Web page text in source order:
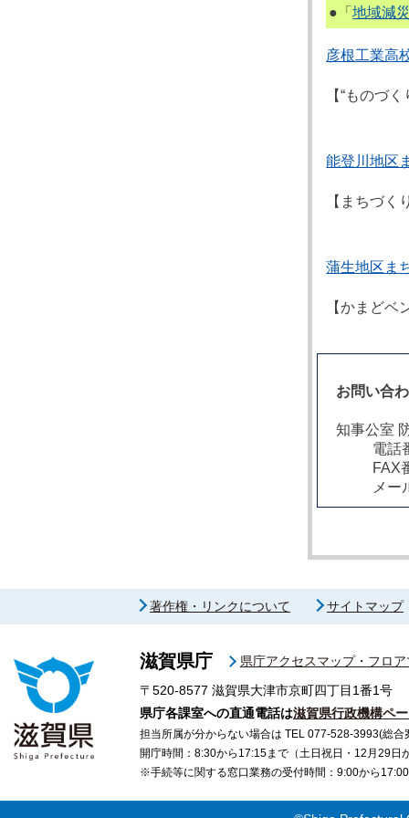
●「地域減
彦根工業高
【“ものづ
能登川地区
【まちづ
蒲生地区ま
【かまど
お問い合
知事公室
電話
FAX
メー
著作権・リンクについて サイトマップ
滋賀県庁
県庁アクセスマップ・フロ
〒520-8577 滋賀県大津市京町四丁目1番1号
県庁各課室への直通電話は滋賀県行政機構ペ
担当所属が分からない場合は TEL 077-528-3993(総合
開庁時間：8:30から17:15まで（土日祝日・12月29日
※手続等に関する窓口業務の受付時間：9:00から